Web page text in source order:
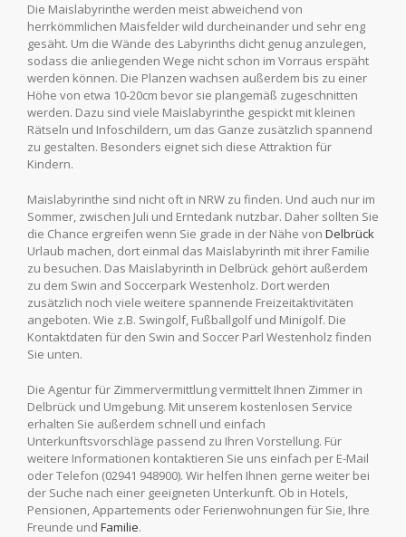
Die Maislabyrinthe werden meist abweichend von
herrkömmlichen Maisfelder wild durcheinander und sehr eng
gesäht. Um die Wände des Labyrinths dicht genug anzulegen,
sodass die anliegenden Wege nicht schon im Vorraus erspäht
werden können. Die Planzen wachsen außerdem bis zu einer
Höhe von etwa 10-20cm bevor sie plangemäß zugeschnitten
werden. Dazu sind viele Maislabyrinthe gespickt mit kleinen
Rätseln und Infoschildern, um das Ganze zusätzlich spannend
zu gestalten. Besonders eignet sich diese Attraktion für
Kindern.
Maislabyrinthe sind nicht oft in NRW zu finden. Und auch nur im
Sommer, zwischen Juli und Erntedank nutzbar. Daher sollten Sie
die Chance ergreifen wenn Sie grade in der Nähe von Delbrück
Urlaub machen, dort einmal das Maislabyrinth mit ihrer Familie
zu besuchen. Das Maislabyrinth in Delbrück gehört außerdem
zu dem Swin and Soccerpark Westenholz. Dort werden
zusätzlich noch viele weitere spannende Freizeitaktivitäten
angeboten. Wie z.B. Swingolf, Fußballgolf und Minigolf. Die
Kontaktdaten für den Swin and Soccer Parl Westenholz finden
Sie unten.
Die Agentur für Zimmervermittlung vermittelt Ihnen Zimmer in
Delbrück und Umgebung. Mit unserem kostenlosen Service
erhalten Sie außerdem schnell und einfach
Unterkunftsvorschläge passend zu Ihren Vorstellung. Für
weitere Informationen kontaktieren Sie uns einfach per E-Mail
oder Telefon (02941 948900). Wir helfen Ihnen gerne weiter bei
der Suche nach einer geeigneten Unterkunft. Ob in Hotels,
Pensionen, Appartements oder Ferienwohnungen für Sie, Ihre
Freunde und Familie.